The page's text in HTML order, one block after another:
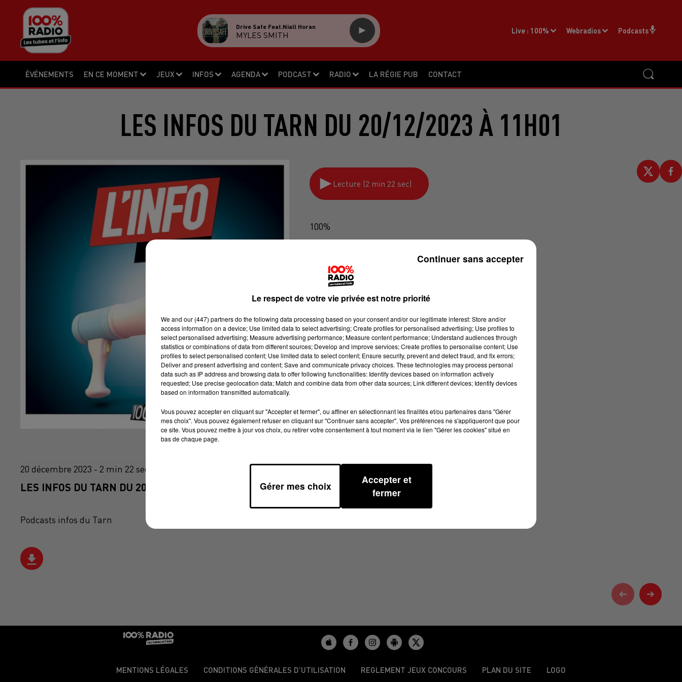
ÉVÉNEMENTS EN CE MOMENT JEUX INFOS AGENDA PODCAST RADIO LA RÉGIE PUB CONTACT
Live : 100% Webradios Podcasts
Drive Safe Feat.niall Horan
MYLES SMITH
LES INFOS DU TARN DU 20/12/2023 À 11H01
Lecture (2 min 22 sec)
100%
20 décembre 2023 - 2 min 22 sec
LES INFOS DU TARN DU 20/12/2023 À 11H01
Podcasts infos du Tarn
MENTIONS LÉGALES CONDITIONS GÉNÉRALES D’UTILISATION REGLEMENT JEUX CONCOURS PLAN DU SITE LOGO
Le respect de votre vie privée est notre priorité
We and our (447) partnersdo the following data processing based on your consent and/or our legitimate interest: Store and/or
access information on a device; Use limited data to select advertising; Create profiles for personalised advertising; Use profiles to
select personalised advertising; Measure advertising performance; Measure content performance; Understand audiences through
statistics or combinations of data from different sources; Develop and improve services; Create profiles to personalise content; Use
profiles to select personalised content; Use limited data to select content; Ensure security, prevent and detect fraud, and fix errors;
Deliver and present advertising and content; Save and communicate privacy choices. These technologies may process personal
data such as IP address and browsing data to offer following functionalities: Identify devices based on information actively
requested; Use precise geolocation data; Match and combine data from other data sources; Link different devices; Identify devices
based on information transmitted automatically.
Vous pouvez accepter en cliquant sur "Accepter et fermer", ou affiner en sélectionnant les finalités et/ou partenaires dans "Gérer
mes choix". Vous pouvez également refuser en cliquant sur "Continuer sans accepter". Vos préférences ne s'appliqueront que pour
ce site. Vous pouvez mettre à jour vos choix, ou retirer votre consentement à tout moment via le lien "Gérer les cookies" situé en
bas de chaque page.
Gérer mes choix
Accepter et
fermer
Continuer sans accepter